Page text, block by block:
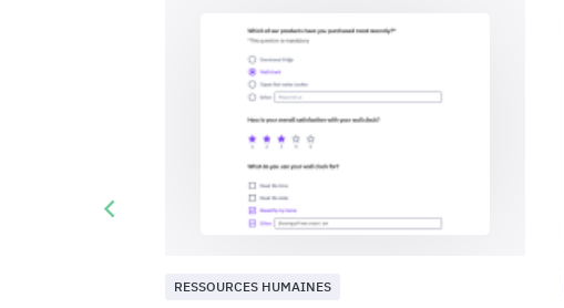
RESSOURCES HUMAINES
Previous slide